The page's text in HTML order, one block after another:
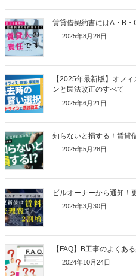
賃貸借契約書にはA・B
2025年8月28日
【2025年最新版】オフ
ンと民法改正のすべて
2025年6月21日
知らないと損する！賃貸
2025年5月28日
ビルオーナーから通知！
2025年3月30日
【FAQ】B工事のよくあ
2024年10月24日